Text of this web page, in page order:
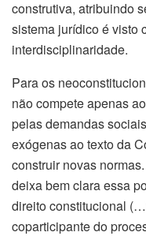
construtiva, atribuindo
sistema jurídico é visto
interdisciplinaridade.
Para os
não compete apenas
pelas demandas
exógenas ao texto da
construir novas
deixa bem clara essa
direito constitucional
coparticipante do